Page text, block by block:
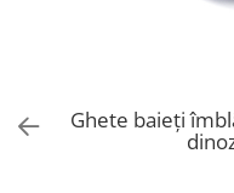
Ghete baieți